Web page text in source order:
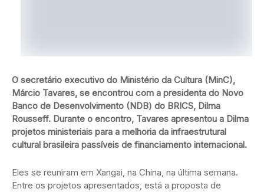
O secretário executivo do Ministério da Cultura (MinC),
Márcio Tavares, se encontrou com a presidenta do Novo
Banco de Desenvolvimento (NDB) do BRICS, Dilma
Rousseff. Durante o encontro, Tavares apresentou a Dilma
projetos ministeriais para a melhoria da infraestrutural
cultural brasileira passíveis de financiamento internacional.
Eles se reuniram em Xangai, na China, na última semana.
Entre os projetos apresentados, está a proposta de